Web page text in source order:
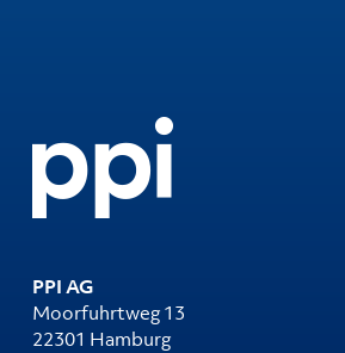
PPI AG
Moorfuhrtweg 13
22301 Hamburg